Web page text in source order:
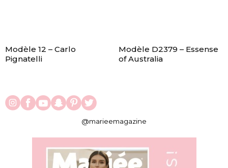
Modèle 12 – Carlo
Pignatelli
Modèle D2379 – Essense
of Australia
@marieemagazine